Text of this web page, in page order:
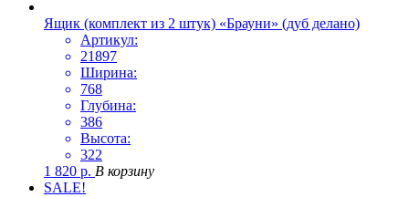
Ящик (комплект из 2 штук) «Брауни» (дуб делано)
Артикул:
21897
Ширина:
768
Глубина:
386
Высота:
322
1 820 р. В корзину
SALE!